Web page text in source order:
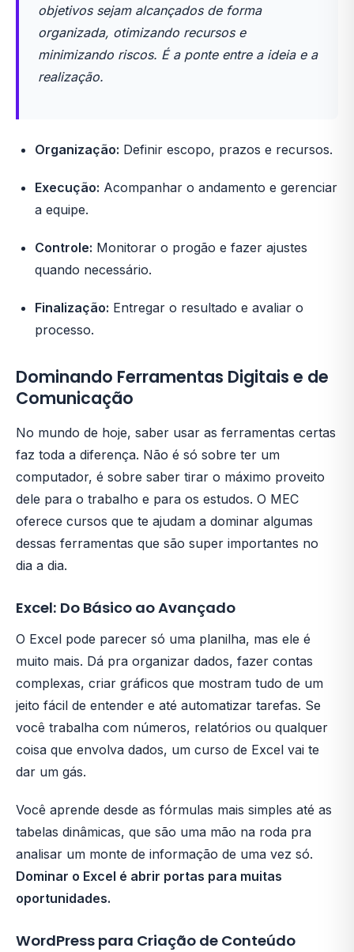
objetivos sejam alcançados de forma
organizada, otimizando recursos e
minimizando riscos. É a ponte entre a ideia e a
realização.
Organização: Definir escopo, prazos e recursos.
Execução: Acompanhar o andamento e gerenciar
a equipe.
Controle: Monitorar o progão e fazer ajustes
quando necessário.
Finalização: Entregar o resultado e avaliar o
processo.
Dominando Ferramentas Digitais e de
Comunicação
No mundo de hoje, saber usar as ferramentas certas
faz toda a diferença. Não é só sobre ter um
computador, é sobre saber tirar o máximo proveito
dele para o trabalho e para os estudos. O MEC
oferece cursos que te ajudam a dominar algumas
dessas ferramentas que são super importantes no
dia a dia.
Excel: Do Básico ao Avançado
O Excel pode parecer só uma planilha, mas ele é
muito mais. Dá pra organizar dados, fazer contas
complexas, criar gráficos que mostram tudo de um
jeito fácil de entender e até automatizar tarefas. Se
você trabalha com números, relatórios ou qualquer
coisa que envolva dados, um curso de Excel vai te
dar um gás.
Você aprende desde as fórmulas mais simples até as
tabelas dinâmicas, que são uma mão na roda pra
analisar um monte de informação de uma vez só.
Dominar o Excel é abrir portas para muitas
oportunidades.
WordPress para Criação de Conteúdo